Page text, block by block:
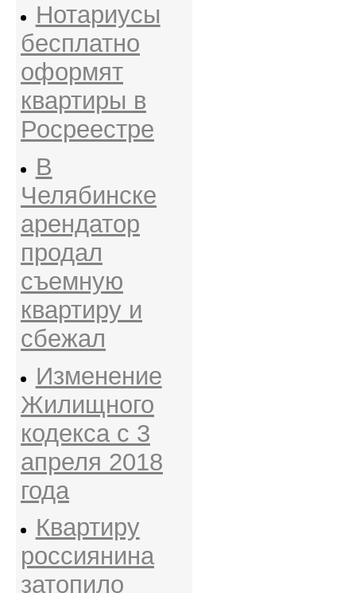
Нотариусы
бесплатно
оформят
квартиры в
Росреестре
В
Челябинске
арендатор
продал
съемную
квартиру и
сбежал
Изменение
Жилищного
кодекса с 3
апреля 2018
года
Квартиру
россиянина
затопило